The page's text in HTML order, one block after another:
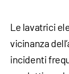
Le lavatrici
vicinanza
incidenti